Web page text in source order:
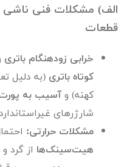
الف) مشکلات فنی ناشی
قطعات
خرابی زودهنگام باتری
کوتاه باتری (به دلیل
کهنه) و آسیب به
شارژرهای
مشکلات حرارتی:
هیت‌سینک‌ها از گرد